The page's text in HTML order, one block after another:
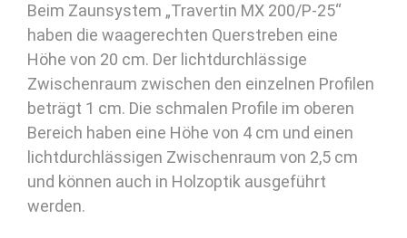
Beim Zaunsystem „Travertin MX 200/P-25“
haben die waagerechten Querstreben eine
Höhe von 20 cm. Der lichtdurchlässige
Zwischenraum zwischen den einzelnen Profilen
beträgt 1 cm. Die schmalen Profile im oberen
Bereich haben eine Höhe von 4 cm und einen
lichtdurchlässigen Zwischenraum von 2,5 cm
und können auch in Holzoptik ausgeführt
werden.